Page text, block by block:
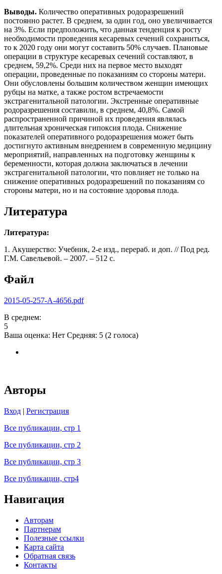
Выводы. Количество оперативных родоразрешений
постоянно растет. В среднем, за один год, оно увеличивается
на 3%. Если предположить, что данная тенденция к росту
необходимости проведения кесаревых сечений сохраниться,
то к 2020 году они могут составить 50% случаев. Плановые
операции в структуре кесаревых сечений составляют, в
среднем, 59,2%. Среди них на первое место выходят
операции, проведенные по показаниям со стороны матери.
Они обусловлены большим количеством женщин имеющих
рубцы на матке, а также ростом встречаемости
экстрагенитальной патологии. Экстренные оперативные
родоразрешения составили, в среднем, 40,8%. Самой
распространенной причиной их проведения являлась
длительная хроническая гипоксия плода. Снижение
показателей оперативного родоразрешения может быть
достигнуто активным внедрением в современную медицину
мероприятий, направленных на подготовку женщины к
беременности, которая должна заключаться в лечении
экстрагенитальной патологии, что повлияет не только на
снижение оперативных родоразрешений по показаниям со
стороны матери, но и на состояние здоровья плода.
Литература
Литература:
1. Акушерство: Учебник, 2-е изд., перераб. и доп. // Под ред.
Г.М. Савельевой. – 2007. – 512 с.
Файл
2015-05-257-A-4656.pdf
В среднем:
5
Ваша оценка: Нет Средняя: 5 (2 голоса)
Авторы
Вход | Регистрация
Все публикации, стр 1
Все публикации, стр 2
Все публикации, стр 3
Все публикации, стр4
Навигация
Авторам
Партнерам
Полезные ссылки
Карта сайта
Обратная связь
Контакты